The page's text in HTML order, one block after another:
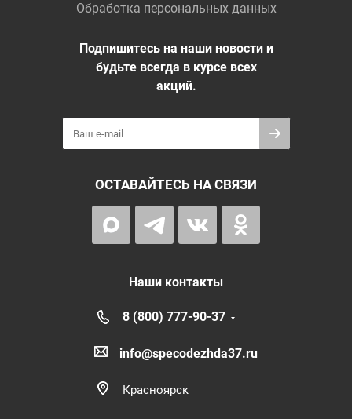
Обработка персональных данных
Подпишитесь на наши новости и
будьте всегда в курсе всех
акций.
ОСТАВАЙТЕСЬ НА СВЯЗИ
Наши контакты
8 (800) 777-90-37
info@specodezhda37.ru
Красноярск